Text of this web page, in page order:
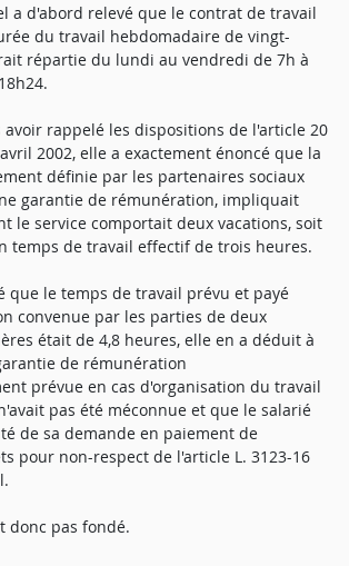
a d'abord relevé que le contrat de travail
du travail hebdomadaire de vingt-
répartie du lundi au vendredi de 7h à
avoir rappelé les dispositions de l'article 20
2002, elle a exactement énoncé que la
définie par les partenaires sociaux
garantie de rémunération, impliquait
le service comportait deux vacations, soit
temps de travail effectif de trois heures.
que le temps de travail prévu et payé
convenue par les parties de deux
était de 4,8 heures, elle en a déduit à
de rémunération
prévue en cas d'organisation du travail
pas été méconnue et que le salarié
de sa demande en paiement de
pour non-respect de l'article L. 3123-16
donc pas fondé.